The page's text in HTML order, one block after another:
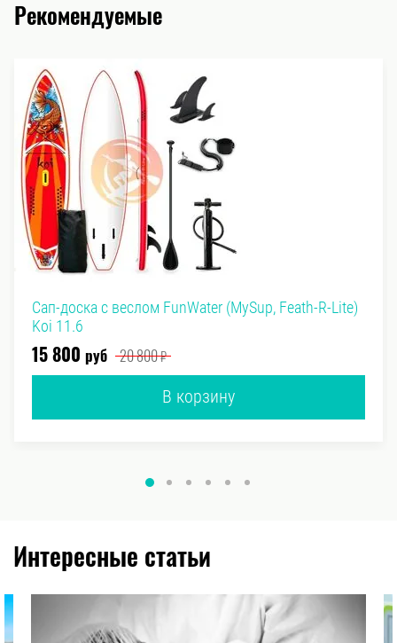
Рекомендуемые
Сап-доска с веслом FunWater (MySup, Feath-R-Lite)
Koi 11.6
15 800 руб 20 800₽
В корзину
Интересные статьи